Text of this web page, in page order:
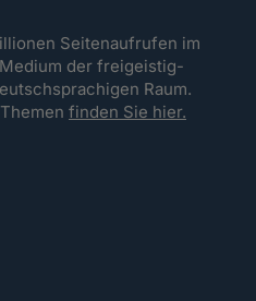
Seitenaufrufen im
der freigeistig-
Raum.
finden Sie hier.